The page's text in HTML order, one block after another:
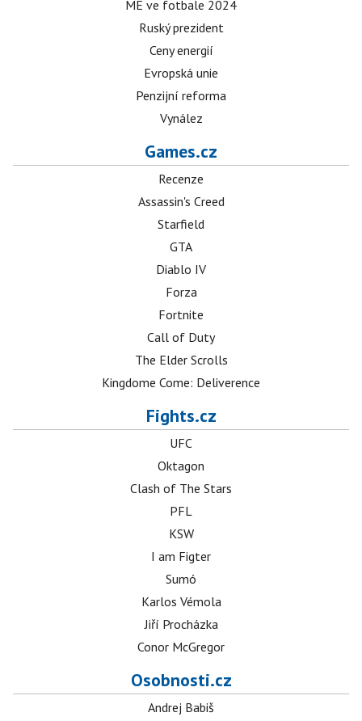
ME ve fotbale 2024
Ruský prezident
Ceny energií
Evropská unie
Penzijní reforma
Vynález
Games.cz
Recenze
Assassin's Creed
Starfield
GTA
Diablo IV
Forza
Fortnite
Call of Duty
The Elder Scrolls
Kingdome Come: Deliverence
Fights.cz
UFC
Oktagon
Clash of The Stars
PFL
KSW
I am Figter
Sumó
Karlos Vémola
Jiří Procházka
Conor McGregor
Osobnosti.cz
Andrej Babiš